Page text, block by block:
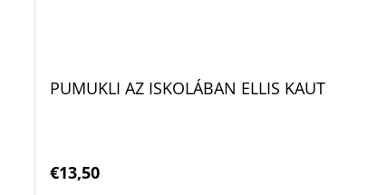
PUMUKLI AZ ISKOLÁBAN ELLIS KAUT
€13,50